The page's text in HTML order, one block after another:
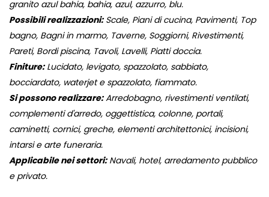
granito azul bahia, bahia, azul, azzurro, blu.
Possibili realizzazioni:Scale, Piani di cucina, Pavimenti, Top
bagno, Bagni in marmo, Taverne, Soggiorni, Rivestimenti,
Pareti, Bordi piscina, Tavoli, Lavelli, Piatti doccia.
Finiture:Lucidato, levigato, spazzolato, sabbiato,
bocciardato, waterjet e spazzolato, fiammato.
Si possono realizzare:Arredobagno, rivestimenti ventilati,
complementi d'arredo, oggettistica, colonne, portali,
caminetti, cornici, greche, elementi architettonici, incisioni,
intarsi e arte funeraria.
Applicabile nei settori:Navali, hotel, arredamento pubblico
e privato.